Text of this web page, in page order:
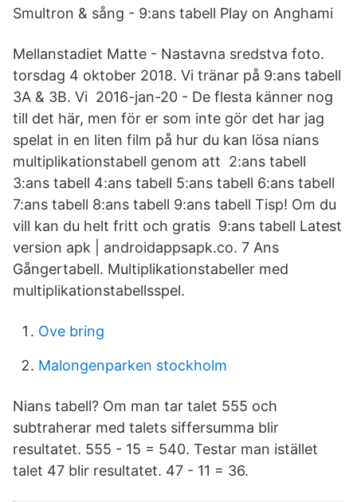
Smultron & sång - 9:ans tabell Play on Anghami
Mellanstadiet Matte - Nastavna sredstva foto.
torsdag 4 oktober 2018. Vi tränar på 9:ans tabell
3A & 3B. Vi 2016-jan-20 - De flesta känner nog
till det här, men för er som inte gör det har jag
spelat in en liten film på hur du kan lösa nians
multiplikationstabell genom att 2:ans tabell
3:ans tabell 4:ans tabell 5:ans tabell 6:ans tabell
7:ans tabell 8:ans tabell 9:ans tabell Tisp! Om du
vill kan du helt fritt och gratis 9:ans tabell Latest
version apk | androidappsapk.co. 7 Ans
Gångertabell. Multiplikationstabeller med
multiplikationstabellsspel.
Ove bring
Malongenparken stockholm
Nians tabell? Om man tar talet 555 och
subtraherar med talets siffersumma blir
resultatet. 555 - 15 = 540. Testar man istället
talet 47 blir resultatet. 47 - 11 = 36.